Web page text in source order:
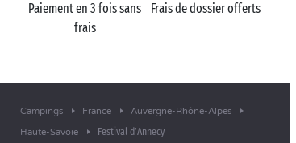
Paiement en 3 fois sans
frais
Frais de dossier offerts
Campings France
Auvergne-Rhône-Alpes
Haute-Savoie
Festival d’Annecy